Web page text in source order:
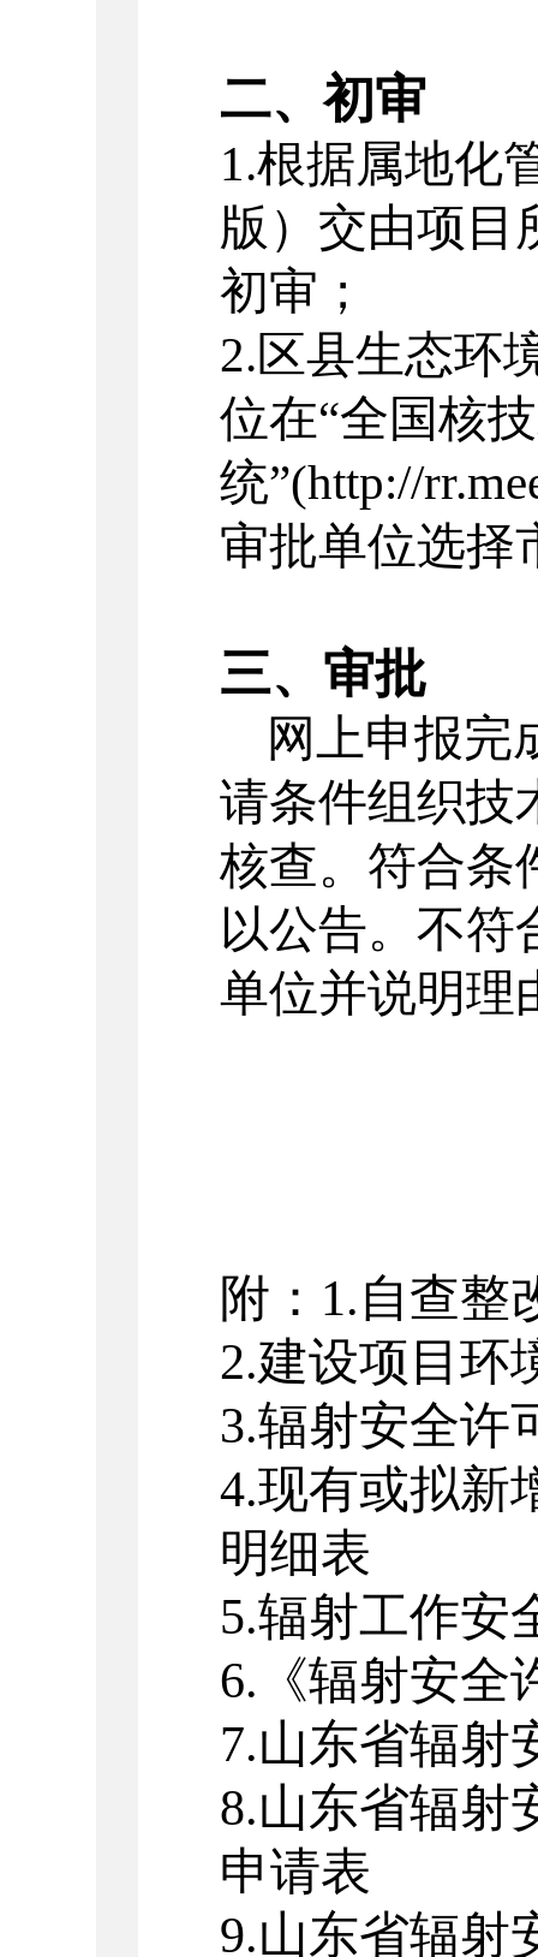
二、初审
1.根据属地化
版）交由项目
初审；
2.区县生态环
位在“全国核
统”(http://
审批单位选择
三、审批
网上申报完
请条件组织技
核查。符合条
以公告。不符
单位并说明理
附： 1.自查整
2.建设项目环
3.辐射安全许
4.现有或拟新
明细表
5.辐射工作安
6. 《辐射安
7.山东省辐射
8.山东省辐射
申请表
9.山东省辐射